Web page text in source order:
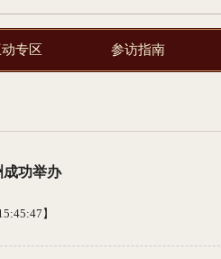
专区 参访指南
成功举办
】